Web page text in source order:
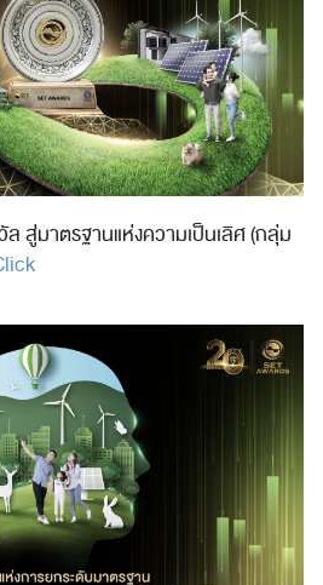
สู่มาตรฐานแห่งความเป็นเลิศ (กลุ่ม